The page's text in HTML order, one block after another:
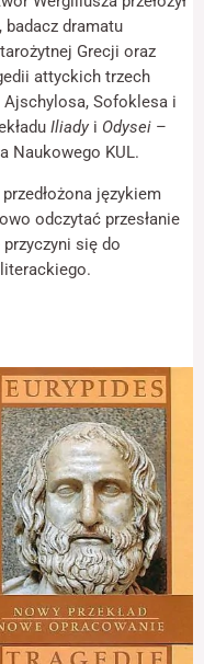
badacz dramatu
Grecji oraz
attyckich trzech
Sofoklesa i
Iliady i Odysei –
Naukowego KUL.
językiem
odczytać przesłanie
się do
i
zachowania
zwiększasz
na
spersonalizowanych
i ofert.